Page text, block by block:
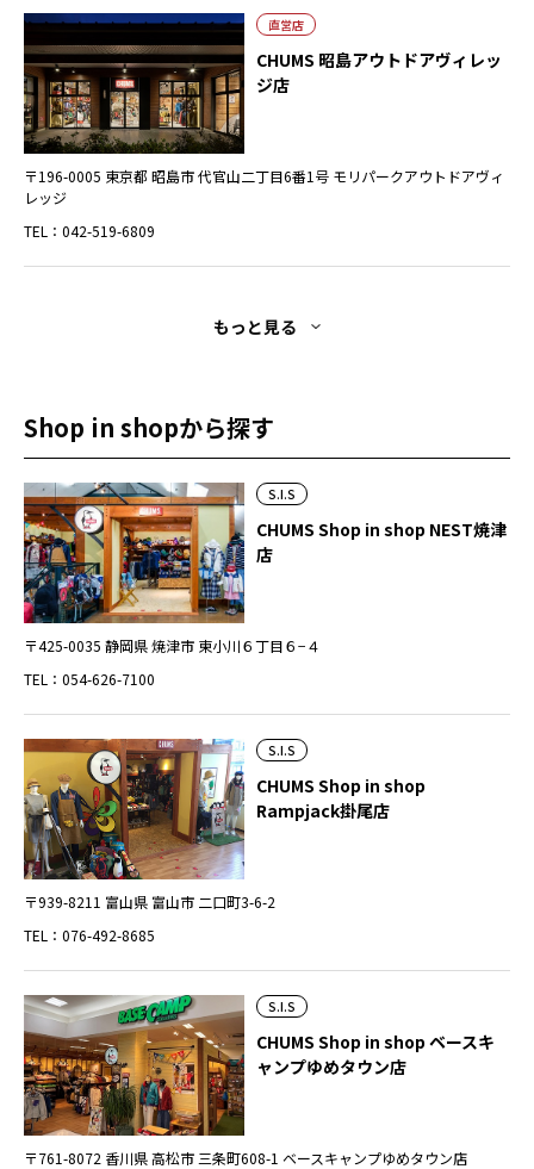
直営店
CHUMS 昭島アウトドアヴィレッ
ジ店
〒196-0005 東京都 昭島市 代官山二丁目6番1号 モリパークアウトドアヴィ
レッジ
TEL：042-519-6809
もっと見る
Shop in shopから探す
S.I.S
CHUMS Shop in shop NEST焼津
店
〒425-0035 静岡県 焼津市 東小川６丁目６−４
TEL：054-626-7100
S.I.S
CHUMS Shop in shop
Rampjack掛尾店
〒939-8211 富山県 富山市 二口町3-6-2
TEL：076-492-8685
S.I.S
CHUMS Shop in shop ベースキ
ャンプゆめタウン店
〒761-8072 香川県 高松市 三条町608-1 ベースキャンプゆめタウン店